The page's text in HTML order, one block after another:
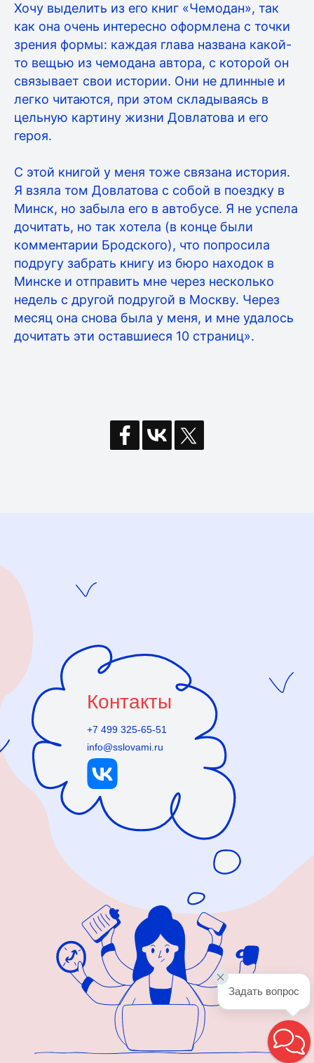
Хочу выделить из его книг «Чемодан», так
как она очень интересно оформлена с точки
зрения формы: каждая глава названа какой-
то вещью из чемодана автора, с которой он
связывает свои истории. Они не длинные и
легко читаются, при этом складываясь в
цельную картину жизни Довлатова и его
героя.
С этой книгой у меня тоже связана история.
Я взяла том Довлатова с собой в поездку в
Минск, но забыла его в автобусе. Я не успела
дочитать, но так хотела (в конце были
комментарии Бродского), что попросила
подругу забрать книгу из бюро находок в
Минске и отправить мне через несколько
недель с другой подругой в Москву. Через
месяц она снова была у меня, и мне удалось
дочитать эти оставшиеся 10 страниц».
Контакты
+7 499 325-65-51
info@sslovami.ru
Задать вопрос